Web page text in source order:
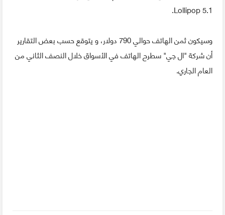
Lollipop 5.1.
وسيكون ثمن الهاتف حوالي 790 دولار، و يتوقع حسب بعض التقارير
أن شركة "ال جي" سطرح الهاتف في الأسواق خلال النصف الثاني من
العام الجاري.